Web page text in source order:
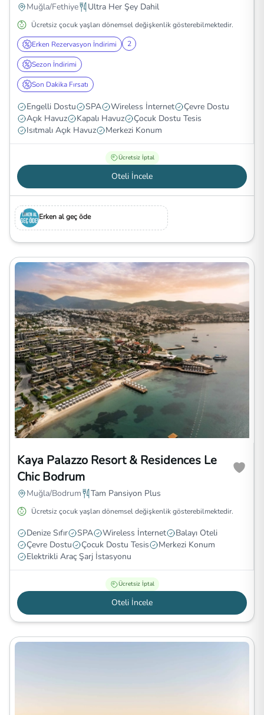
Muğla/Fethiye Ultra Her Şey Dahil
Ücretsiz çocuk yaşları dönemsel değişkenlik gösterebilmektedir.
Erken Rezervasyon İndirimi 2
Sezon İndirimi
Son Dakika Fırsatı
Engelli Dostu SPA Wireless İnternet
Çevre Dostu
Açık Havuz
Kapalı Havuz
Çocuk Dostu Tesis
Isıtmalı Açık Havuz
Merkezi Konum
Ücretsiz İptal
Oteli İncele
Erken al geç öde
Kaya Palazzo Resort & Residences Le
Chic Bodrum
Muğla/Bodrum Tam Pansiyon Plus
Ücretsiz çocuk yaşları dönemsel değişkenlik gösterebilmektedir.
Denize Sıfır SPA Wireless İnternet
Balayı Oteli
Çevre Dostu
Çocuk Dostu Tesis
Merkezi Konum
Elektrikli Araç Şarj İstasyonu
Ücretsiz İptal
Oteli İncele